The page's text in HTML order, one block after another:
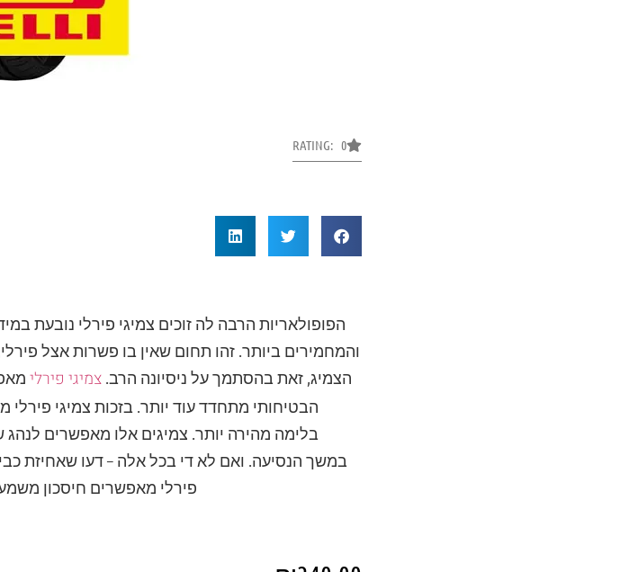
RATING: 0
הפופולאריות הרבה לה זוכים צמיגי פירלי נובעת
והמחמירים ביותר. זהו תחום שאין בו פשרות אצל
הצמיג, זאת בהסתמך על ניסיונה הרב. צמיגי פירלי
הבטיחותי מתחדד עוד יותר. בזכות צמיגי
בלימה מהירה יותר. צמיגים אלו מאפשרים לנהג
במשך הנסיעה. ואם לא די בכל אלה – דעו שאחיזת
פירלי מאפשרים חיסכון